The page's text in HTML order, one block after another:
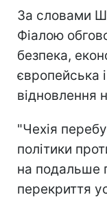
За словами
Фіалою
безпека,
європейська
відновлення
"Чехія
політики
на подальше
перекриття